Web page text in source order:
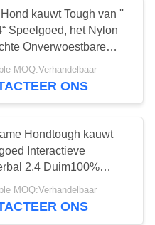
kauwt Tough van ''
Speelgoed, het Nylon
Onverwoestbare
van de Hondkabel
MOQ:Verhandelbaar
ONS
Hondtough kauwt
Interactieve
2,4 Duim100%
Materiaal
MOQ:Verhandelbaar
ONS